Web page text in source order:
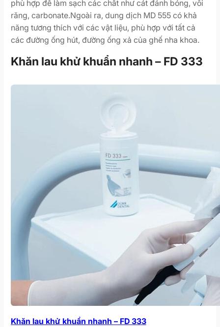
phù hợp để làm sạch các chất như cát đánh bóng, vôi
răng, carbonate.Ngoài ra, dung dịch MD 555 có khả
năng tương thích với các vật liệu, phù hợp với tất cả
các đường ống hút, đường ống xả của ghế nha khoa.
Khăn lau khử khuẩn nhanh – FD 333
Khăn lau khử khuẩn nhanh – FD 333